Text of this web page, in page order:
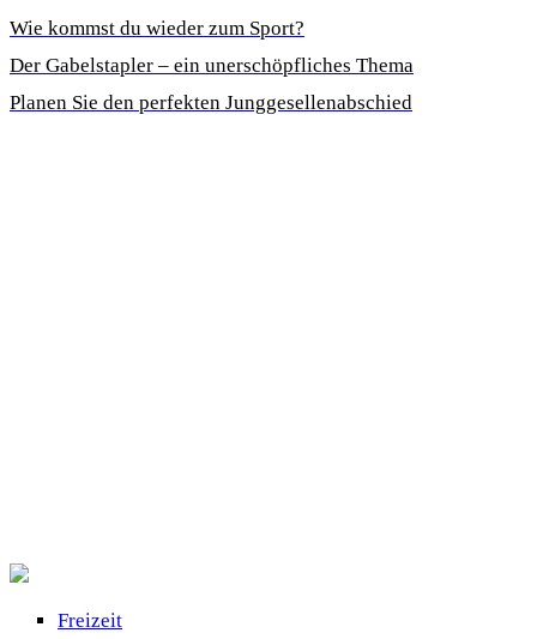
Wie kommst du wieder zum Sport?
Der Gabelstapler – ein unerschöpfliches Thema
Planen Sie den perfekten Junggesellenabschied
Freizeit